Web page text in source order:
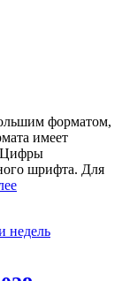
форматом,
имеет
Цифры
шрифта. Для